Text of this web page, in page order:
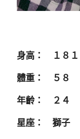
身高：　１８１
體重：　５８
年齡：　２４
星座：　獅子